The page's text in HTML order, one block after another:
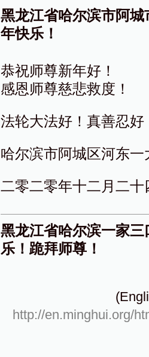
黑龙江省哈尔滨市阿
年快乐！
恭祝师尊新年好！
感恩师尊慈悲救度！
法轮大法好！真善忍好
哈尔滨市阿城区河东
二零二零年十二月二十
黑龙江省哈尔滨一家
乐！跪拜师尊！
http://en.minghui.org/